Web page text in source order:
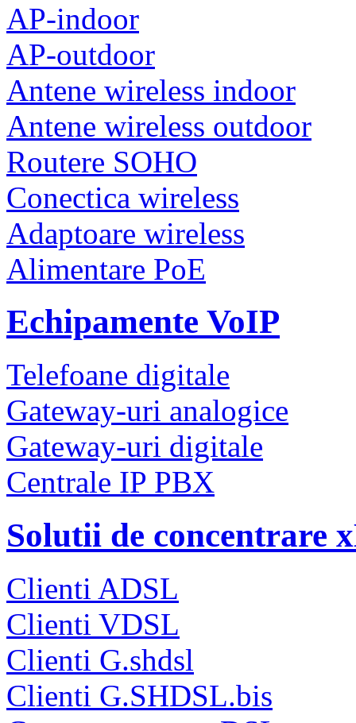
AP-indoor
AP-outdoor
Antene wireless indoor
Antene wireless outdoor
Routere SOHO
Conectica wireless
Adaptoare wireless
Alimentare PoE
Echipamente VoIP
Telefoane digitale
Gateway-uri analogice
Gateway-uri digitale
Centrale IP PBX
Solutii de concentrare
Clienti ADSL
Clienti VDSL
Clienti G.shdsl
Clienti G.SHDSL.bis